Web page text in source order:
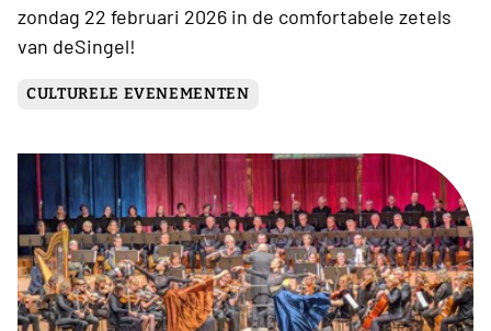
zondag 22 februari 2026 in de comfortabele zetels
van deSingel!
CULTURELE EVENEMENTEN